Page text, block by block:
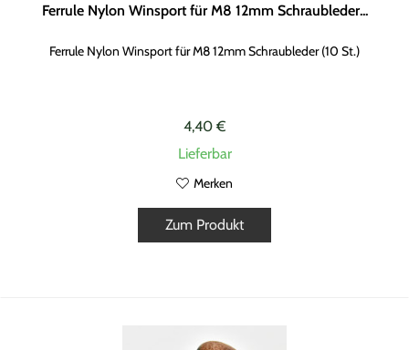
Ferrule Nylon Winsport für M8 12mm Schraubleder...
Ferrule Nylon Winsport für M8 12mm Schraubleder (10 St.)
4,40 €
Lieferbar
Merken
Zum Produkt